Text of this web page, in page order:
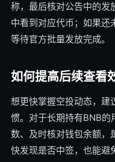
称，最后核对公告中的发
中看到对应代币；如果还
等待官方批量发放完成。
如何提高后续查看
想更快掌握空投动态，建
惯。对于长期持有BNB的
数、及时核对钱包余额，
快发现是否中签，也能避